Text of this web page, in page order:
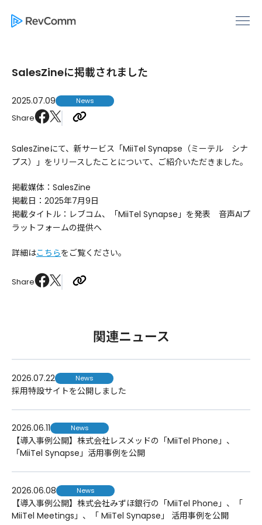
SalesZineに掲載されました
2025.07.09 News
Share
SalesZineにて、新サービス「MiiTel Synapse（ミーテル シナ
プス）」をリリースしたことについて、ご紹介いただきました。
掲載媒体：SalesZine
掲載日：2025年7月9日
掲載タイトル：レブコム、「MiiTel Synapse」を発表 音声AIプ
ラットフォームの提供へ
詳細はこちらをご覧ください。
Share
関連ニュース
2026.07.22 News
採用特設サイトを公開しました
2026.06.11 News
【導入事例公開】株式会社レスメッドの「MiiTel Phone」、
「MiiTel Synapse」活用事例を公開
2026.06.08 News
【導入事例公開】株式会社みずほ銀行の「MiiTel Phone」、「
MiiTel Meetings」、「 MiiTel Synapse」 活用事例を公開